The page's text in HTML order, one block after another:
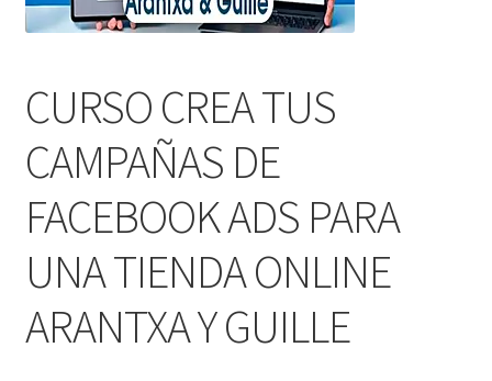
CURSO CREA TUS
CAMPAÑAS DE
FACEBOOK ADS PARA
UNA TIENDA ONLINE
ARANTXA Y GUILLE